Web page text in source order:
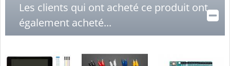
Les clients qui ont acheté ce produit ont
également acheté...